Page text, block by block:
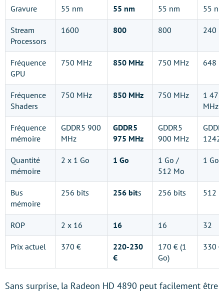
Gravure 55 nm 55 nm 55 nm 55
Stream
Processors
1600 800 800 240
Fréquence
GPU
750 MHz 850 MHz 750 MHz 648
Fréquence
Shaders
750 MHz 850 MHz 750 MHz
1 476
MHz
Fréquence
mémoire
GDDR5 900
MHz
GDDR5
975 MHz
GDDR5
900 MHz
1242
Quantité
mémoire
2 x 1 Go 1 Go
1 Go /
512 Mo
1 Go
Bus
mémoire
256 bits 256 bits 256 bits 512
ROP 2 x 16 16 16 32
Prix actuel 370 €
220-230
€
170 € (1
Go)
330 €
Sans surprise, la Radeon HD 4890 peut facilement être